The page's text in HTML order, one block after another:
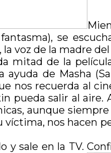
se
voz de la madre
mitad de la
ayuda de Masha
nos recuerda al
pueda salir al aire.
aunque
víctima, nos hacen
sale en la TV.